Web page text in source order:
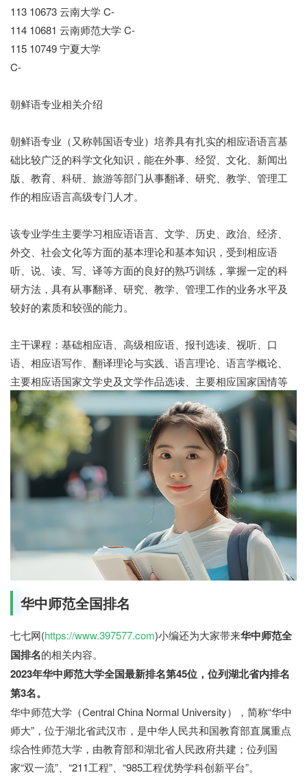
113 10673 云南大学 C-
114 10681 云南师范大学 C-
115 10749 宁夏大学
C-
朝鲜语专业相关介绍
朝鲜语专业（又称韩国语专业）培养具有扎实的相应语语言基
础比较广泛的科学文化知识，能在外事、经贸、文化、新闻出
版、教育、科研、旅游等部门从事翻译、研究、教学、管理工
作的相应语言高级专门人才。
该专业学生主要学习相应语语言、文学、历史、政治、经济、
外交、社会文化等方面的基本理论和基本知识，受到相应语
听、说、读、写、译等方面的良好的熟巧训练，掌握一定的科
研方法，具有从事翻译、研究、教学、管理工作的业务水平及
较好的素质和较强的能力。
主干课程：基础相应语、高级相应语、报刊选读、视听、口
语、相应语写作、翻译理论与实践、语言理论、语言学概论、
主要相应语国家文学史及文学作品选读、主要相应国家国情等
华中师范全国排名
七七网(https://www.397577.com)小编还为大家带来华中师范全
国排名的相关内容。
2023年华中师范大学全国最新排名第45位，位列湖北省内排名
第3名。
华中师范大学（Central China Normal University），简称“华中
师大”，位于湖北省武汉市，是中华人民共和国教育部直属重点
综合性师范大学，由教育部和湖北省人民政府共建；位列国
家“双一流”、“211工程”、“985工程优势学科创新平台”。